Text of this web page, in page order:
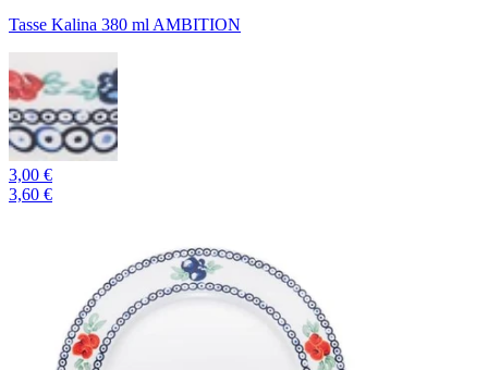
Tasse Kalina 380 ml AMBITION
3,00 €
3,60 €